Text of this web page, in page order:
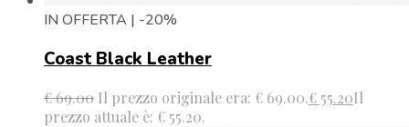
IN OFFERTA | -20%
Coast Black Leather
€69.00 Il prezzo originale era: € 69.00.€ 55.20Il
prezzo attuale è: € 55.20.